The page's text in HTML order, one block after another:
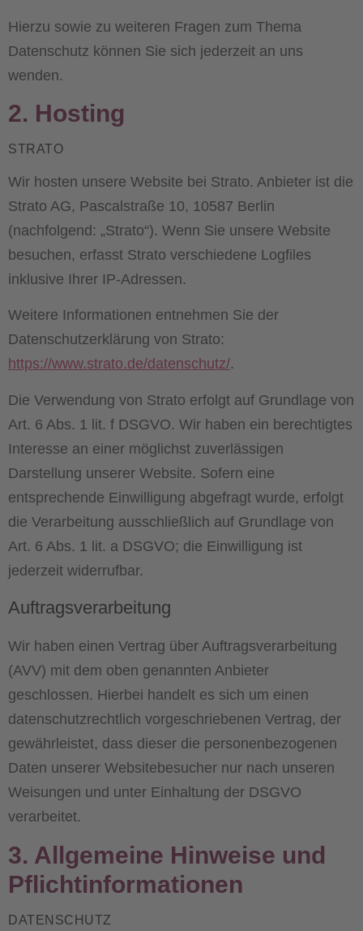
Hierzu sowie zu weiteren Fragen zum Thema
Datenschutz können Sie sich jederzeit an uns
wenden.
2. Hosting
STRATO
Wir hosten unsere Website bei Strato. Anbieter ist die
Strato AG, Pascalstraße 10, 10587 Berlin
(nachfolgend: „Strato“). Wenn Sie unsere Website
besuchen, erfasst Strato verschiedene Logfiles
inklusive Ihrer IP-Adressen.
Weitere Informationen entnehmen Sie der
Datenschutzerklärung von Strato:
https://www.strato.de/datenschutz/.
Die Verwendung von Strato erfolgt auf Grundlage von
Art. 6 Abs. 1 lit. f DSGVO. Wir haben ein berechtigtes
Interesse an einer möglichst zuverlässigen
Darstellung unserer Website. Sofern eine
entsprechende Einwilligung abgefragt wurde, erfolgt
die Verarbeitung ausschließlich auf Grundlage von
Art. 6 Abs. 1 lit. a DSGVO; die Einwilligung ist
jederzeit widerrufbar.
Auftragsverarbeitung
Wir haben einen Vertrag über Auftragsverarbeitung
(AVV) mit dem oben genannten Anbieter
geschlossen. Hierbei handelt es sich um einen
datenschutzrechtlich vorgeschriebenen Vertrag, der
gewährleistet, dass dieser die personenbezogenen
Daten unserer Websitebesucher nur nach unseren
Weisungen und unter Einhaltung der DSGVO
verarbeitet.
3. Allgemeine Hinweise und
Pflicht­informationen
DATENSCHUTZ